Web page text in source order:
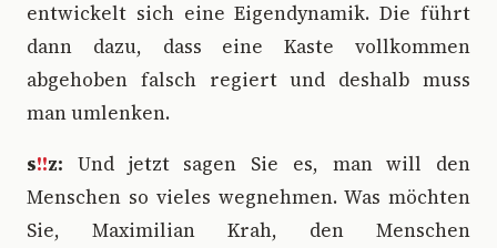
entwickelt sich eine Eigendynamik. Die führt
dann dazu, dass eine Kaste vollkommen
abgehoben falsch regiert und deshalb muss
man umlenken.
s!!z: Und jetzt sagen Sie es, man will den
Menschen so vieles wegnehmen. Was möchten
Sie, Maximilian Krah, den Menschen